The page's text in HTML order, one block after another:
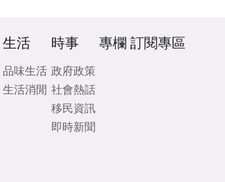
生活
品味生活
生活消閒
時事
政府政策
社會熱話
移民資訊
即時新聞
專欄 訂閱專區